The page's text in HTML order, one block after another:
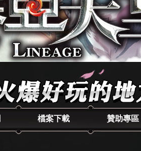
檔案下載 贊助專區